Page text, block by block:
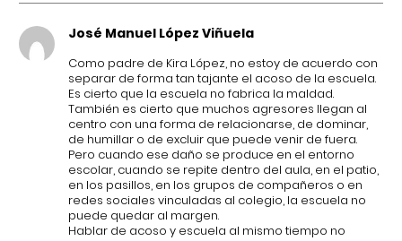
José Manuel López Viñuela
Como padre de Kira López, no estoy de acuerdo con
separar de forma tan tajante el acoso de la escuela.
Es cierto que la escuela no fabrica la maldad.
También es cierto que muchos agresores llegan al
centro con una forma de relacionarse, de dominar,
de humillar o de excluir que puede venir de fuera.
Pero cuando ese daño se produce en el entorno
escolar, cuando se repite dentro del aula, en el patio,
en los pasillos, en los grupos de compañeros o en
redes sociales vinculadas al colegio, la escuela no
puede quedar al margen.
Hablar de acoso y escuela al mismo tiempo no